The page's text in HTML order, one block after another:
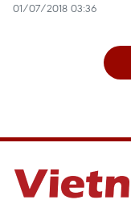
01/07/2018 03:36